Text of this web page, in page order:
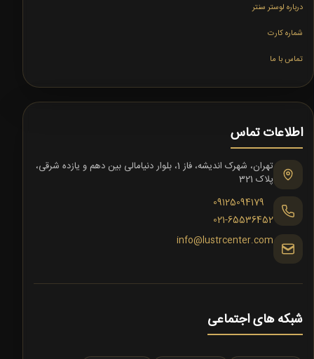
درباره لوستر سنتر
شماره کارت
تماس با ما
اطلاعات تماس
تهران، شهرک اندیشه، فاز 1، بلوار دنیامالی بین دهم و یازده شرقی،
پلاک 321
09125094179
021-65536452
info@lustrcenter.com
شبکه های اجتماعی